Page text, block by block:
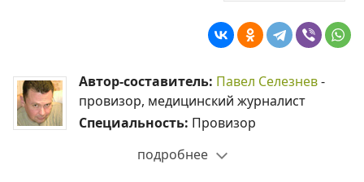
Автор-составитель: Павел Селезнев-
провизор, медицинский журналист
Специальность: Провизор
подробнее